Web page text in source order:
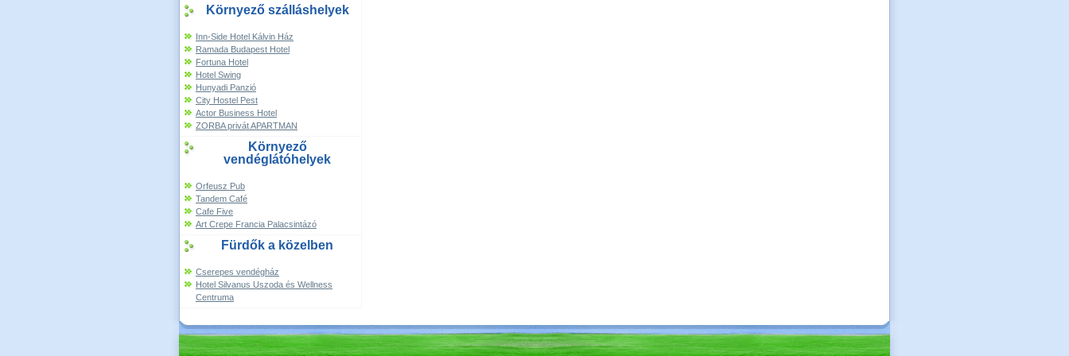
Környező szálláshelyek
Inn-Side Hotel Kálvin Ház
Ramada Budapest Hotel
Fortuna Hotel
Hotel Swing
Hunyadi Panzió
City Hostel Pest
Actor Business Hotel
ZORBA privát APARTMAN
Környező
vendéglátóhelyek
Orfeusz Pub
Tandem Café
Cafe Five
Art Crepe Francia Palacsintázó
Fürdők a közelben
Cserepes vendégház
Hotel Silvanus Uszoda és Wellness
Centruma